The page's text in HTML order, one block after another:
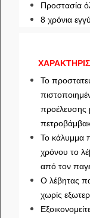
Προστασία
8 χρόνια
Το
προέλευσης
Το κάλυμμα
χρόνου το
από τον
Ο λέβητας
χωρίς